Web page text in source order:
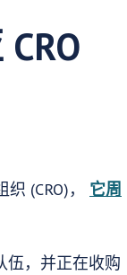
(CRO)， 它周
伍，并正在收购